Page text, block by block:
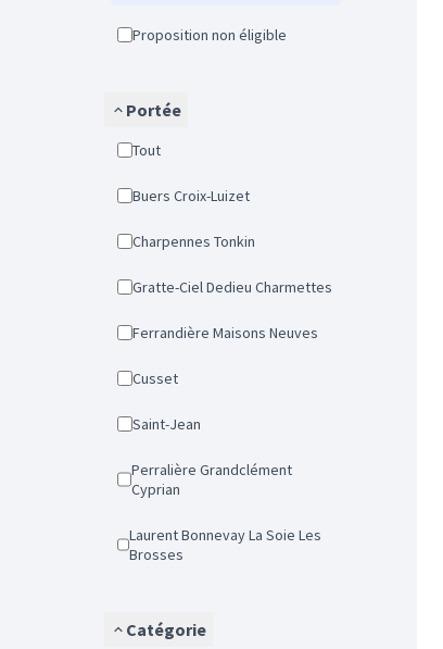
Proposition non éligible
Portée
Tout
Buers Croix-Luizet
Charpennes Tonkin
Gratte-Ciel Dedieu Charmettes
Ferrandière Maisons Neuves
Cusset
Saint-Jean
Perralière Grandclément
Cyprian
Laurent Bonnevay La Soie Les
Brosses
Catégorie